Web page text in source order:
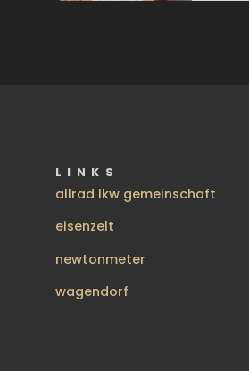
LINKS
allrad lkw gemeinschaft
eisenzelt
newtonmeter
wagendorf